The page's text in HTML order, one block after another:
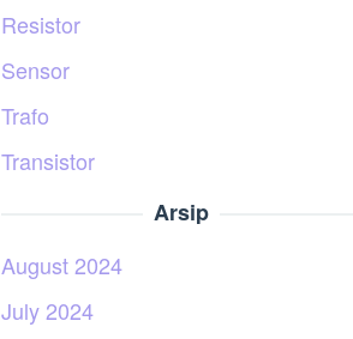
Resistor
Sensor
Trafo
Transistor
Arsip
August 2024
July 2024